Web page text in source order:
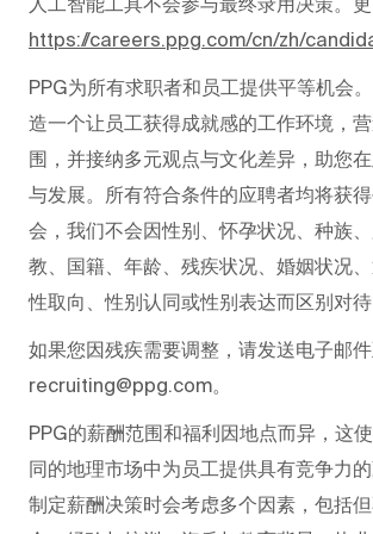
https://careers.ppg.com/cn/zh/
PPG为所有求职者和员工提供平等机会
造一个让员工获得成就感的工作环境，
围，并接纳多元观点与文化差异，助您
与发展。所有符合条件的应聘者均将获
会，我们不会因性别、怀孕状况、种族
教、国籍、年龄、残疾状况、婚姻状况、
性取向、性别认同或性别表达而区别对待
如果您因残疾需要调整，请发送电子邮
recruiting@ppg.com。
PPG的薪酬范围和福利因地点而异，这
同的地理市场中为员工提供具有竞争力
制定薪酬决策时会考虑多个因素，包括